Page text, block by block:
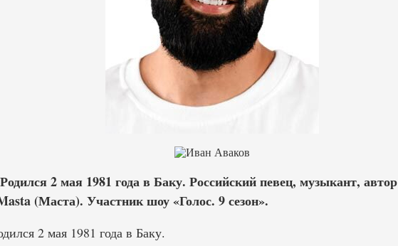
2 мая 1981 года в Баку. Российский певец, музыкант,
(Маста). Участник шоу «Голос. 9 сезон».
2 мая 1981 года в Баку.